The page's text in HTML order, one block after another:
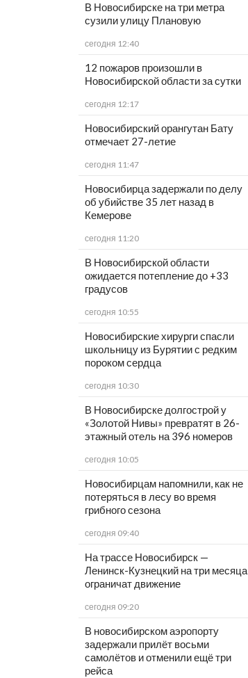
В Новосибирске на три метра
сузили улицу Плановую
сегодня 12:40
12 пожаров произошли в
Новосибирской области за сутки
сегодня 12:17
Новосибирский орангутан Бату
отмечает 27-летие
сегодня 11:47
Новосибирца задержали по делу
об убийстве 35 лет назад в
Кемерове
сегодня 11:20
В Новосибирской области
ожидается потепление до +33
градусов
сегодня 10:55
Новосибирские хирурги спасли
школьницу из Бурятии с редким
пороком сердца
сегодня 10:30
В Новосибирске долгострой у
«Золотой Нивы» превратят в 26-
этажный отель на 396 номеров
сегодня 10:05
Новосибирцам напомнили, как не
потеряться в лесу во время
грибного сезона
сегодня 09:40
На трассе Новосибирск —
Ленинск-Кузнецкий на три месяца
ограничат движение
сегодня 09:20
В новосибирском аэропорту
задержали прилёт восьми
самолётов и отменили ещё три
рейса